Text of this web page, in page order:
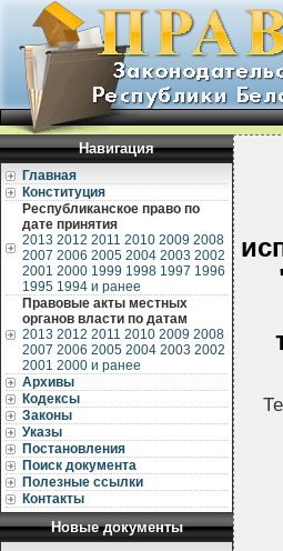
Навигация
Главная
Конституция
Республиканское право по
дате принятия
2013 2012 2011 2010 2009 2008
2007 2006 2005 2004 2003 2002
2001 2000 1999 1998 1997 1996
1995 1994 и ранее
Правовые акты местных
органов власти по датам
2013 2012 2011 2010 2009 2008
2007 2006 2005 2004 2003 2002
2001 2000 и ранее
Архивы
Кодексы
Законы
Указы
Постановления
Поиск документа
Полезные ссылки
Контакты
Новые документы